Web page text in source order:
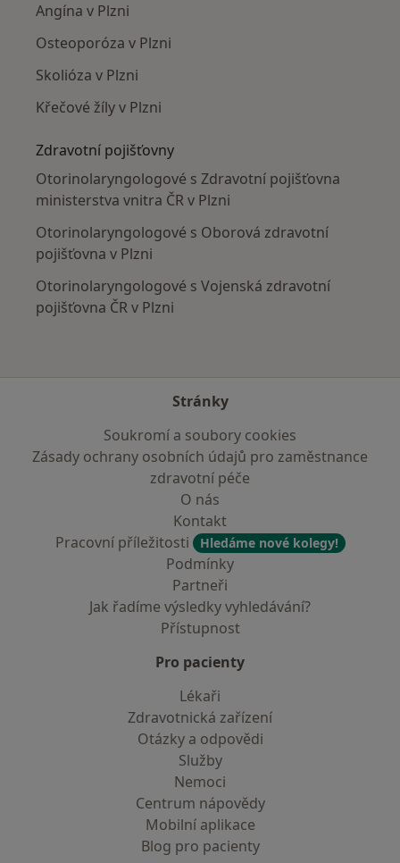
Angína v Plzni
Osteoporóza v Plzni
Skolióza v Plzni
Křečové žíly v Plzni
Zdravotní pojišťovny
Otorinolaryngologové s Zdravotní pojišťovna
ministerstva vnitra ČR v Plzni
Otorinolaryngologové s Oborová zdravotní
pojišťovna v Plzni
Otorinolaryngologové s Vojenská zdravotní
pojišťovna ČR v Plzni
Stránky
Soukromí a soubory cookies
Zásady ochrany osobních údajů pro zaměstnance
zdravotní péče
O nás
Kontakt
Pracovní příležitosti
Hledáme nové kolegy!
Podmínky
Partneři
Jak řadíme výsledky vyhledávání?
Přístupnost
Pro pacienty
Lékaři
Zdravotnická zařízení
Otázky a odpovědi
Služby
Nemoci
Centrum nápovědy
Mobilní aplikace
Blog pro pacienty